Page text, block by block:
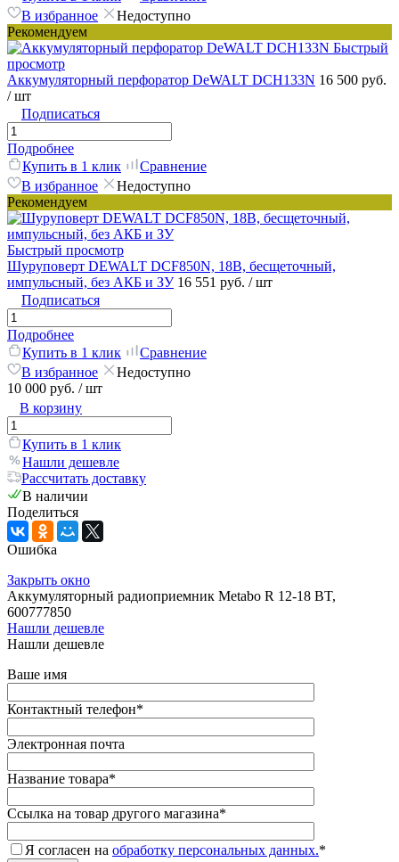
В избранное
Недоступно
Рекомендуем
Быстрый
просмотр
Аккумуляторный перфоратор DeWALT DCH133N 16 500 руб.
/ шт
Подписаться
Подробнее
Купить в 1 клик
Сравнение
В избранное
Недоступно
Рекомендуем
Быстрый просмотр
Шуруповерт DEWALT DCF850N, 18В, бесщеточный,
импульсный, без АКБ и ЗУ 16 551 руб. / шт
Подписаться
Подробнее
Купить в 1 клик
Сравнение
В избранное
Недоступно
10 000 руб. / шт
В корзину
Купить в 1 клик
Нашли дешевле
Рассчитать доставку
В наличии
Поделиться
Ошибка
Закрыть окно
Аккумуляторный радиоприемник Metabo R 12-18 BT,
600777850
Нашли дешевле
Нашли дешевле
Ваше имя
Контактный телефон*
Электронная почта
Название товара*
Ссылка на товар другого магазина*
Я согласен на обработку персональных данных.*